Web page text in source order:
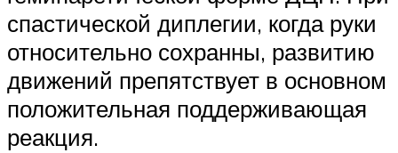
спастической диплегии, когда руки
относительно сохранны, развитию
движений препятствует в основном
положительная поддерживающая
реакция.